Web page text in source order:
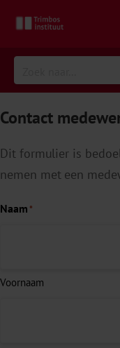
Contact
Dit formulier is
nemen met een
Naam *
Voornaam